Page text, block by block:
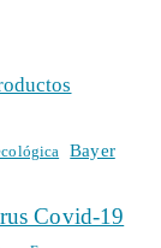
Bayer
Covid-19